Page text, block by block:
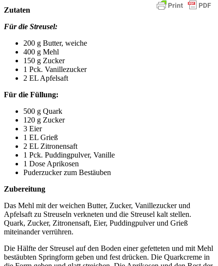
Zutaten
Für die Streusel:
200 g Butter, weiche
400 g Mehl
150 g Zucker
1 Pck. Vanillezucker
2 EL Apfelsaft
Für die Füllung:
500 g Quark
120 g Zucker
3 Eier
1 EL Grieß
2 EL Zitronensaft
1 Pck. Puddingpulver, Vanille
1 Dose Aprikosen
Puderzucker zum Bestäuben
Zubereitung
Das Mehl mit der weichen Butter, Zucker, Vanillezucker und
Apfelsaft zu Streuseln verkneten und die Streusel kalt stellen.
Quark, Zucker, Zitronensaft, Eier, Puddingpulver und Grieß
miteinander verrühren.
Die Hälfte der Streusel auf den Boden einer gefetteten und mit Mehl
bestäubten Springform geben und fest drücken. Die Quarkcreme in